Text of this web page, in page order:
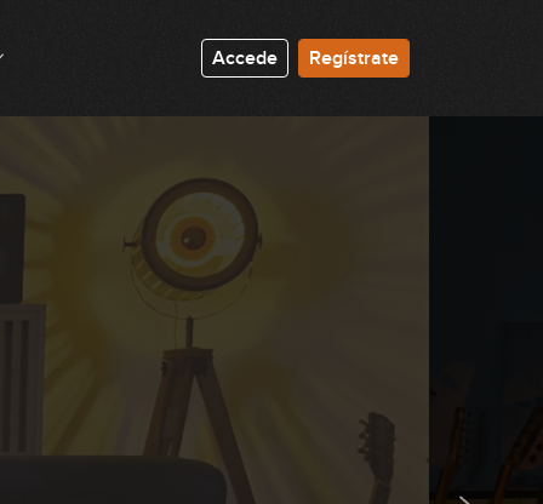
Accede Regístrate
#60 Groove Pop en G
#62 Travis Picking en C
#63 Estudio de arpegios en Am
#64 Riff Metal en Drop D